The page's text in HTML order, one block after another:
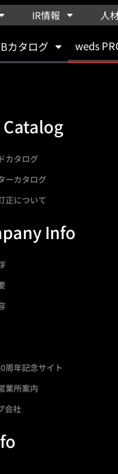
IR情報 人
カタログ weds
Catalog
カタログ
ーカタログ
正について
Info
周年記念サイト
業所案内
会社